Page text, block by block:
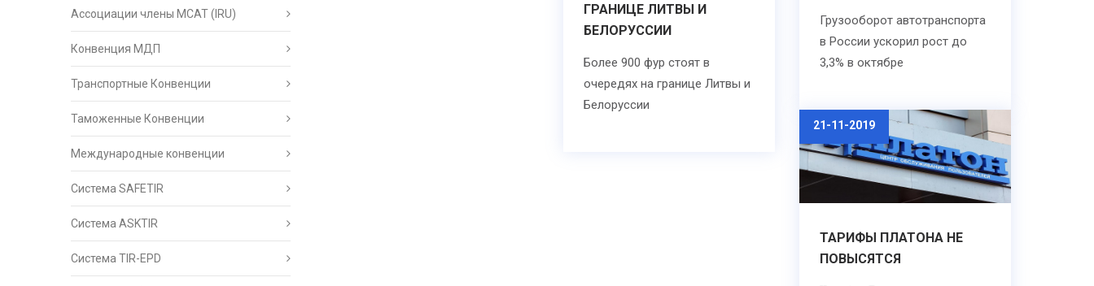
Ассоциации члены МСАТ (IRU)
Конвенция МДП
Транспортные Конвенции
Таможенные Конвенции
Международные конвенции
Система SAFETIR
Система ASKTIR
Система TIR-EPD
ГРАНИЦЕ ЛИТВЫ И
БЕЛОРУССИИ
Более 900 фур стоят в
очередях на границе Литвы и
Белоруссии
Грузооборот автотранспорта
в России ускорил рост до
3,3% в октябре
21-11-2019
ТАРИФЫ ПЛАТОНА НЕ
ПОВЫСЯТСЯ